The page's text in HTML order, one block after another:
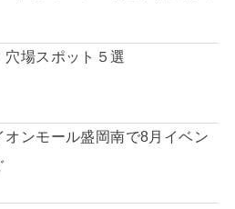
穴場スポット５選
オンモール盛岡南で8月イベン